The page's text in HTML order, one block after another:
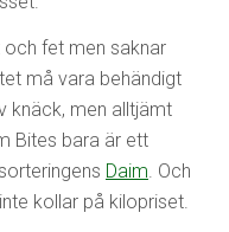
fet men saknar
må vara behändigt
knäck, men alltjämt
Bites bara är ett
Daim . Och
kollar på kilopriset.